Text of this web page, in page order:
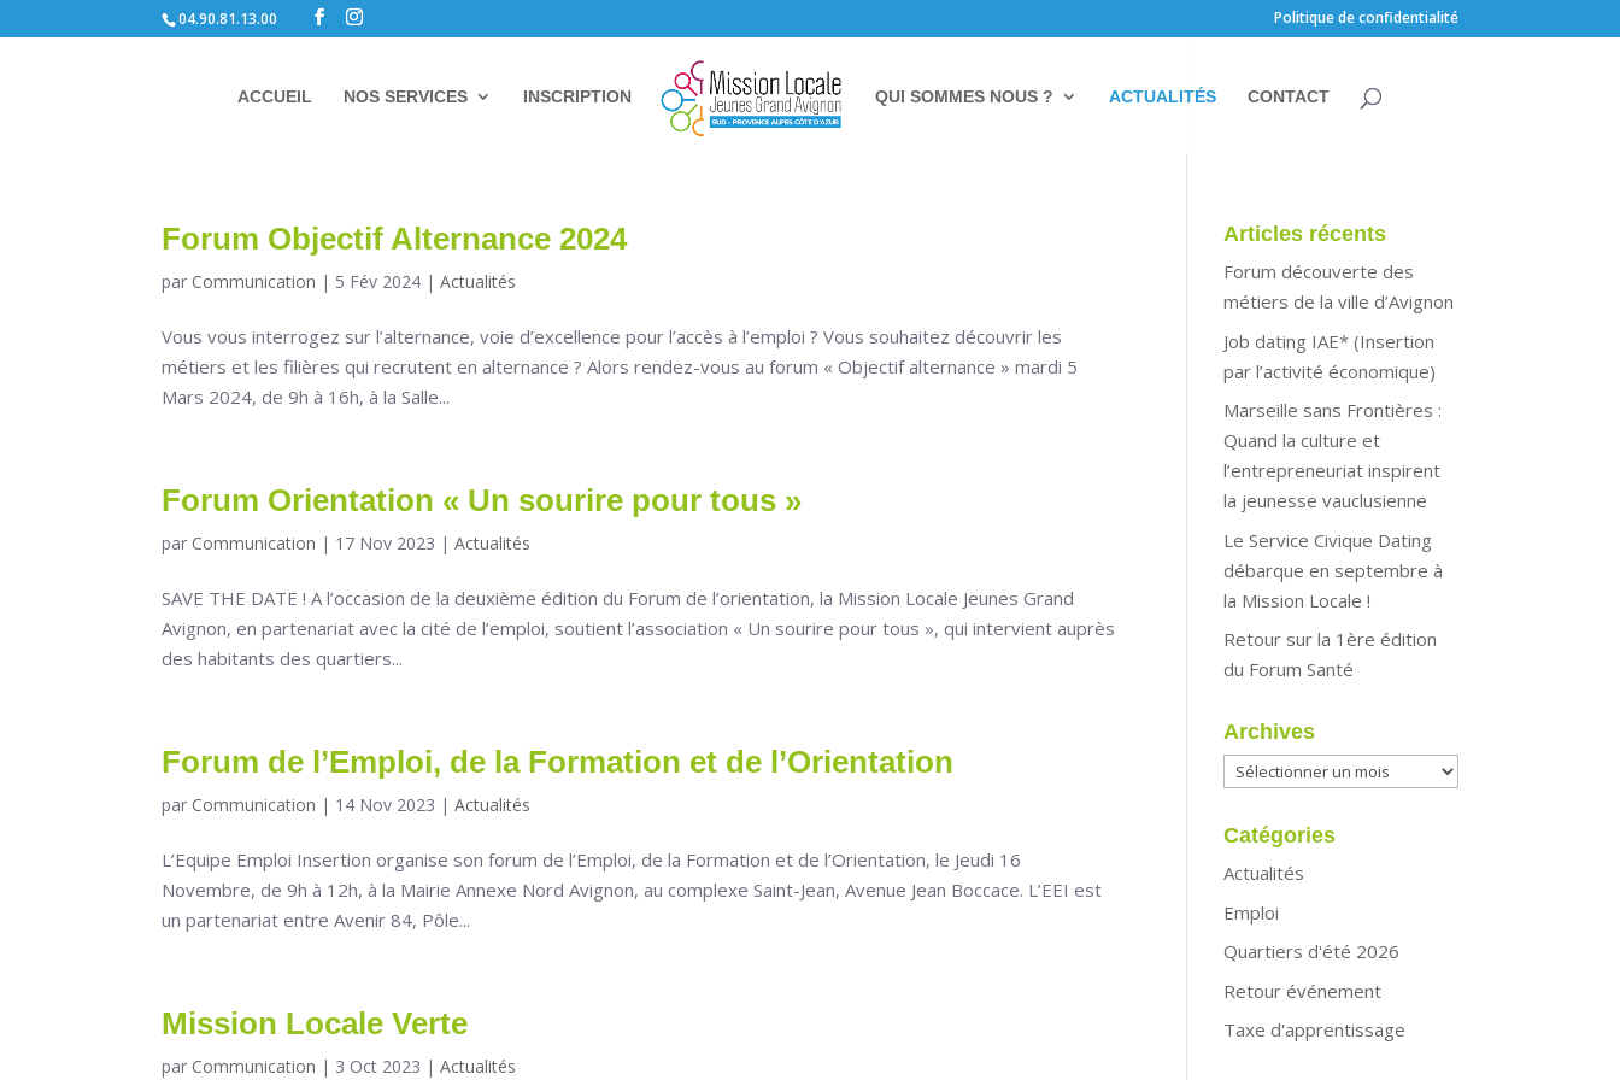
04.90.81.13.00 Politique de confidentialité
ACCUEIL NOS SERVICES INSCRIPTION QUI SOMMES NOUS ? ACTUALITÉS CONTACT
Forum Objectif Alternance 2024
par Communication | 5 Fév 2024 |Actualités
Vous vous interrogez sur l’alternance, voie d’excellence pour l’accès à l’emploi ? Vous souhaitez découvrir les
métiers et les filières qui recrutent en alternance ? Alors rendez-vous au forum « Objectif alternance » mardi 5
Mars 2024, de 9h à 16h, à la Salle...
Forum Orientation « Un sourire pour tous »
par Communication | 17 Nov 2023 |Actualités
SAVE THE DATE ! A l’occasion de la deuxième édition du Forum de l’orientation, la Mission Locale Jeunes Grand
Avignon, en partenariat avec la cité de l’emploi, soutient l’association « Un sourire pour tous », qui intervient auprès
des habitants des quartiers...
Forum de l’Emploi, de la Formation et de l’Orientation
par Communication | 14 Nov 2023 |Actualités
L’Equipe Emploi Insertion organise son forum de l’Emploi, de la Formation et de l’Orientation, le Jeudi 16
Novembre, de 9h à 12h, à la Mairie Annexe Nord Avignon, au complexe Saint-Jean, Avenue Jean Boccace. L’EEI est
un partenariat entre Avenir 84, Pôle...
Mission Locale Verte
par Communication | 3 Oct 2023 |Actualités
Articles récents
Forum découverte des
métiers de la ville d’Avignon
Job dating IAE* (Insertion
par l’activité économique)
Marseille sans Frontières :
Quand la culture et
l’entrepreneuriat inspirent
la jeunesse vauclusienne
Le Service Civique Dating
débarque en septembre à
la Mission Locale !
Retour sur la 1ère édition
du Forum Santé
Archives
Archives
Catégories
Actualités
Emploi
Quartiers d'été 2026
Retour événement
Taxe d'apprentissage